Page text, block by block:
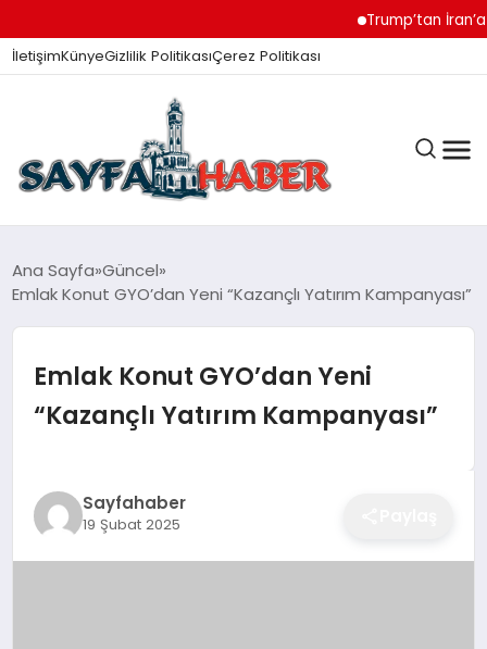
Trump’tan İran’a
İletişimKünyeGizlilik PolitikasıÇerez Politikası
ANA SAYFA
İZMIR HABERLERI
EĞITIM
Ana Sayfa Güncel
Emlak Konut GYO’dan Yeni “Kazançlı Yatırım Kampanyası”
Emlak Konut GYO’dan Yeni
“Kazançlı Yatırım Kampanyası”
Sayfahaber
19 Şubat 2025